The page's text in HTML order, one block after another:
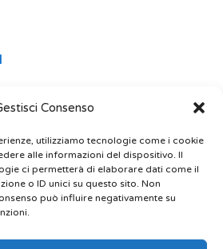
Consenso
utilizziamo tecnologie come i cookie
alle informazioni del dispositivo. Il
ci permetterà di elaborare dati come il
o ID unici su questo sito. Non
può influire negativamente su